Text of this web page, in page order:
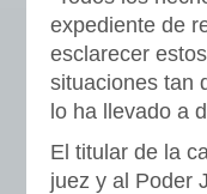
expediente de
esclarecer
situaciones tan
lo ha llevado a
El titular de la
juez y al Poder